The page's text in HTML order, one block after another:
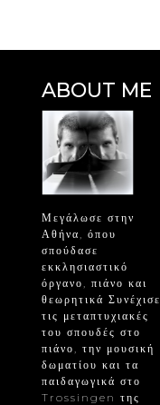
ABOUT ME
Μεγάλωσε στην
Αθήνα, όπου
σπούδασε
εκκλησιαστικό
όργανο, πιάνο και
θεωρητικά Συνέχισε
τις μεταπτυχιακές
του σπουδές στο
πιάνο, την μουσική
δωματίου και τα
παιδαγωγικά στο
Trossingen της